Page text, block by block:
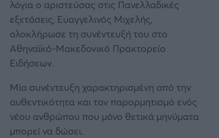
λόγια ο αριστεύσας στις Πανελλαδικές
εξετάσεις, Ευαγγελινός Μιχελής,
ολοκλήρωσε τη συνέντευξή του στο
Αθηναϊκό-Μακεδονικό Πρακτορείο
Ειδήσεων.
Μία συνέντευξη χαρακτηρισμένη από την
αυθεντικότητα και τον παρορμητισμό ενός
νέου ανθρώπου που μόνο θετικά μηνύματα
μπορεί να δώσει.